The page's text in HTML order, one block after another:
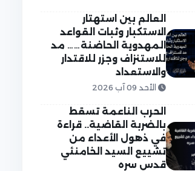
العالم بين استهتار
الاستكبار وثبات القواعد
المهدوية الحاضنة…… مد
للاستنزاف وجزر للاقتدار
والاستعداد
الأحد 09 آب 2026
الحرب الناعمة تسقط
بالضربة القاضية.. قراءة
في ذهول الأعداء من
تشييع السيد الخامنئي
قدس سره